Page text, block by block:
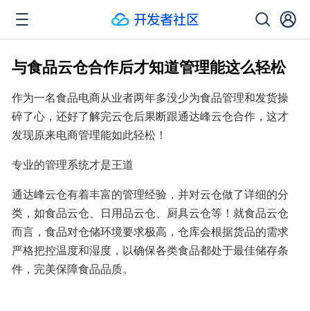
与食品云仓合作后才知道管理能这么轻松
作为一名食品电商从业者两年多没少为食品管理和发货操
碎了心，还好了解完云仓后果断跟通达峰云仓合作，这才
发现原来电商管理能如此轻松！
专业的管理系统才是王道
通达峰云仓有着丰富的管理经验，并对云仓做了详细的分
类，如食品云仓、日用品云仓、厨具云仓等！就食品云仓
而言，食品对仓储环境要求极高，仓库会根据货品的需求
严格把控温度和湿度，以确保各类食品都处于最佳储存条
件，完美保障食品品质。